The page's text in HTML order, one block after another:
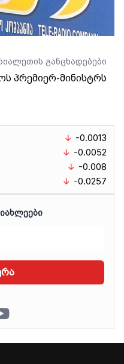
განცხადებები
პრემიერ-მინისტრს
-0.0013
-0.0052
-0.008
-0.0257